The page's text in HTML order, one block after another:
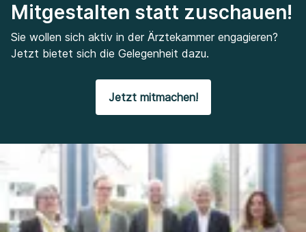
Mitgestalten statt zuschauen!
Sie wollen sich aktiv in der Ärztekammer engagieren?
Jetzt bietet sich die Gelegenheit dazu.
Jetzt mitmachen!